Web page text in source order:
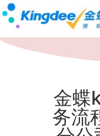
金蝶
务流